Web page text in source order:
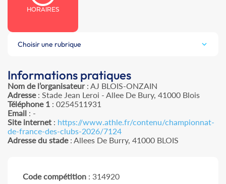
HORAIRES
Choisir une rubrique
Informations pratiques
Nom de l’organisateur: AJ BLOIS-ONZAIN
Adresse: Stade Jean Leroi - Allee De Bury, 41000 Blois
Téléphone 1 : 0254511931
Email : -
Site internet : https://www.athle.fr/contenu/championnat-
de-france-des-clubs-2026/7124
Adresse du stade: Allees De Burry, 41000 BLOIS
Code compétition : 314920